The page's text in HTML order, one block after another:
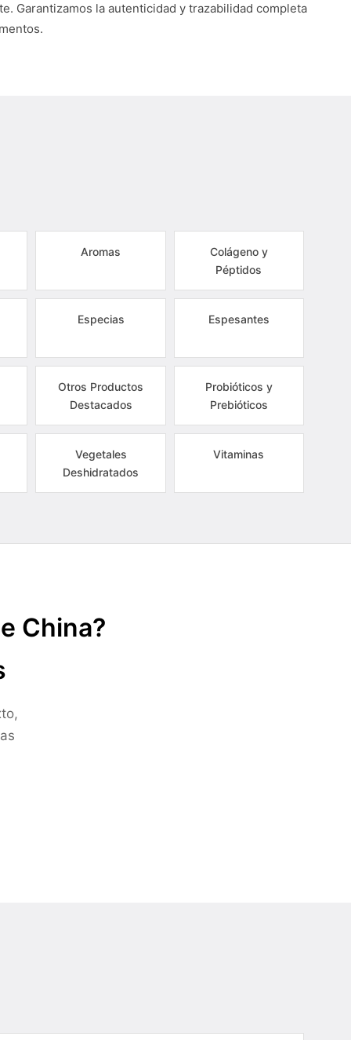
Garantizamos la autenticidad y trazabilidad completa
Aromas
Colágeno y
Péptidos
Especias Espesantes
Otros Productos
Destacados
Probióticos y
Prebióticos
Vegetales
Deshidratados
Vitaminas
China?